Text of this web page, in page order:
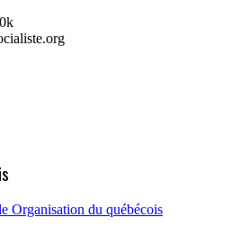
Organisation du québécois